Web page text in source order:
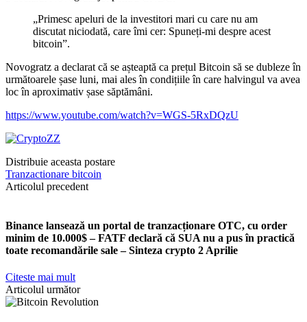
„Primesc apeluri de la investitori mari cu care nu am
discutat niciodată, care îmi cer: Spuneți-mi despre acest
bitcoin”.
Novogratz a declarat că se așteaptă ca prețul Bitcoin să se dubleze în
următoarele șase luni, mai ales în condițiile în care halvingul va avea
loc în aproximativ șase săptămâni.
https://www.youtube.com/watch?v=WGS-5RxDQzU
Distribuie aceasta postare
Tranzactionare bitcoin
Articolul precedent
Binance lansează un portal de tranzacționare OTC, cu order
minim de 10.000$ – FATF declară că SUA nu a pus în practică
toate recomandările sale – Sinteza crypto 2 Aprilie
Citeste mai mult
Articolul următor